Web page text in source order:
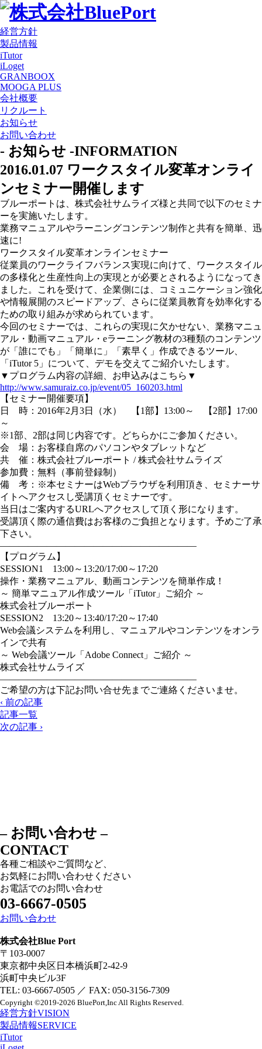
経営方針
製品情報
iTutor
iLoget
GRANBOOX
MOOGA PLUS
会社概要
リクルート
お知らせ
お問い合わせ
- お知らせ -INFORMATION
2016.01.07 ワークスタイル変革オンライ
ンセミナー開催します
ブルーポートは、株式会社サムライズ様と共同で以下のセミナ
ーを実施いたします。
業務マニュアルやラーニングコンテンツ制作と共有を簡単、迅
速に!
ワークスタイル変革オンラインセミナー
従業員のワークライフバランス実現に向けて、ワークスタイル
の多様化と生産性向上の実現とが必要とされるようになってき
ました。これを受けて、企業側には、コミュニケーション強化
や情報展開のスピードアップ、さらに従業員教育を効率化する
ための取り組みが求められています。
今回のセミナーでは、これらの実現に欠かせない、業務マニュ
アル・動画マニュアル・eラーニング教材の3種類のコンテンツ
が「誰にでも」「簡単に」「素早く」作成できるツール、
「iTutor 5」について、デモを交えてご紹介いたします。
▼プログラム内容の詳細、お申込みはこちら▼
http://www.samuraiz.co.jp/event/05_160203.html
【セミナー開催要項】
日 時：2016年2月3日（水） 【1部】13:00～ 【2部】17:00
～
※1部、2部は同じ内容です。どちらかにご参加ください。
会 場：お客様自席のパソコンやタブレットなど
共 催：株式会社ブルーポート / 株式会社サムライズ
参加費：無料（事前登録制）
備 考：※本セミナーはWebブラウザを利用頂き、セミナーサ
イトへアクセスし受講頂くセミナーです。
当日はご案内するURLへアクセスして頂く形になります。
受講頂く際の通信費はお客様のご負担となります。予めご了承
下さい。
—————————————————————
【プログラム】
SESSION1 13:00～13:20/17:00～17:20
操作・業務マニュアル、動画コンテンツを簡単作成！
～ 簡単マニュアル作成ツール「iTutor」ご紹介 ～
株式会社ブルーポート
SESSION2 13:20～13:40/17:20～17:40
Web会議システムを利用し、マニュアルやコンテンツをオンラ
インで共有
～ Web会議ツール「Adobe Connect」ご紹介 ～
株式会社サムライズ
—————————————————————
ご希望の方は下記お問い合せ先までご連絡くださいませ。
‹ 前の記事
記事一覧
次の記事 ›
– お問い合わせ –
CONTACT
各種ご相談やご質問など、
お気軽にお問い合わせください
お電話でのお問い合わせ
03-6667-0505
お問い合わせ
株式会社Blue Port
〒103-0007
東京都中央区日本橋浜町2-42-9
浜町中央ビル3F
TEL: 03-6667-0505 ／ FAX: 050-3156-7309
Copyright ©2019-2026 BluePort,IncAll Rights Reserved.
経営方針VISION
製品情報SERVICE
iTutor